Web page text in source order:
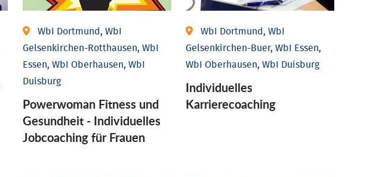
WbI Dortmund, WbI
Gelsenkirchen-Rotthausen, WbI
Essen, WbI Oberhausen, WbI
Duisburg
Powerwoman Fitness und
Gesund­heit - Individu­elles
Job­coaching für Frauen
WbI Dortmund, WbI
Gelsenkirchen-Buer, WbI Essen,
WbI Oberhausen, WbI Duisburg
Individu­elles
Karrierecoaching